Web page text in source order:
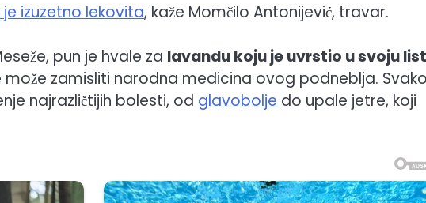
izuzetno lekovita, kaže Momčilo Antonijević, travar.
pun je hvale za lavandu koju je uvrstio u svoju
može zamisliti narodna medicina ovog podneblja.
najrazličtijih bolesti, od glavobolje do upale jetre, koji